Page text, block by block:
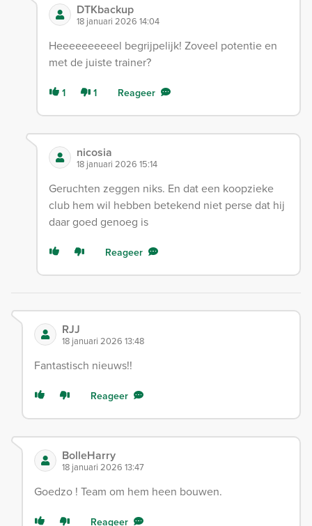
DTKbackup
18 januari 2026 14:04
Heeeeeeeeeel begrijpelijk! Zoveel potentie en
met de juiste trainer?
1 1 Reageer
nicosia
18 januari 2026 15:14
Geruchten zeggen niks. En dat een koopzieke
club hem wil hebben betekend niet perse dat hij
daar goed genoeg is
Reageer
RJJ
18 januari 2026 13:48
Fantastisch nieuws!!
Reageer
BolleHarry
18 januari 2026 13:47
Goedzo ! Team om hem heen bouwen.
Reageer